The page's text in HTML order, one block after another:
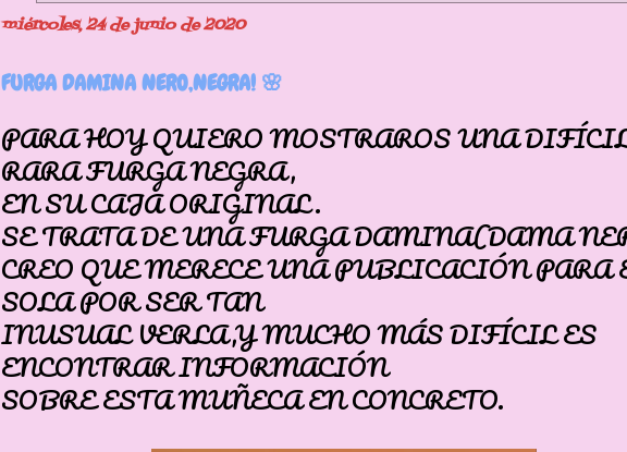
miércoles, 24 de junio de 2020
FURGA DAMINA NERO,NEGRA! 🌸
PARA HOY QUIERO MOSTRAROS UNA
RARA FURGA NEGRA,
EN SU CAJA ORIGINAL.
SE TRATA DE UNA FURGA DAMINA(DAMA
CREO QUE MERECE UNA PUBLICACIÓN PARA
SOLA POR SER TAN
INUSUAL VERLA,Y MUCHO MÁS DIFÍCIL ES
ENCONTRAR INFORMACIÓN
SOBRE ESTA MUÑECA EN CONCRETO.